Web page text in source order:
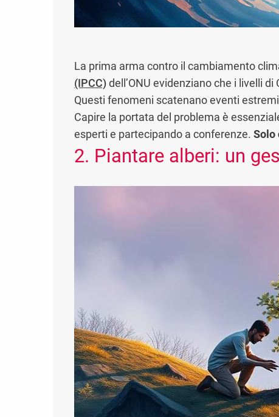
La prima arma contro il cambiamento
(IPCC)dell’ONU evidenziano che i livelli
Questi fenomeni scatenano eventi
Capire la portata del problema è
esperti e partecipando a conferenze. Solo
2. Piantare alberi: un